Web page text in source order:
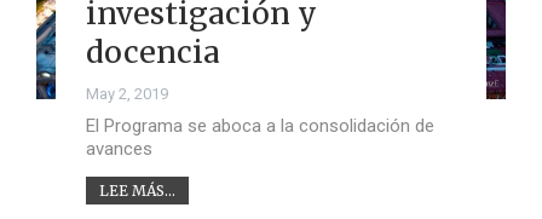
investigación y
docencia
May 2, 2019
El Programa se aboca a la consolidación de
avances
LEE MÁS...